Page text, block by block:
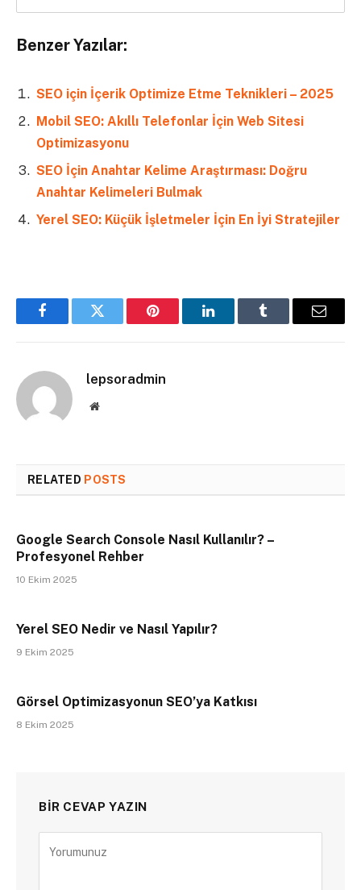
Benzer Yazılar:
SEO için İçerik Optimize Etme Teknikleri – 2025
Mobil SEO: Akıllı Telefonlar İçin Web Sitesi
Optimizasyonu
SEO İçin Anahtar Kelime Araştırması: Doğru
Anahtar Kelimeleri Bulmak
Yerel SEO: Küçük İşletmeler İçin En İyi Stratejiler
FacebookTwitter Pinterest LinkedInTumblr Email
lepsoradmin
Website
RELATED POSTS
Google Search Console Nasıl Kullanılır? –
Profesyonel Rehber
10 Ekim 2025
Yerel SEO Nedir ve Nasıl Yapılır?
9 Ekim 2025
Görsel Optimizasyonun SEO’ya Katkısı
8 Ekim 2025
BIR CEVAP YAZIN